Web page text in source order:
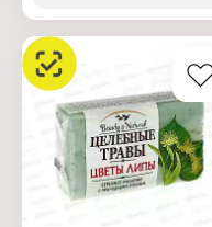
Характеристики:
Производитель: Nefis
Cosmetics
Бренд: Целебные Травы
Тип товара: Туалетное
мыло
Вариация: Ромашка
Вес: 160гр